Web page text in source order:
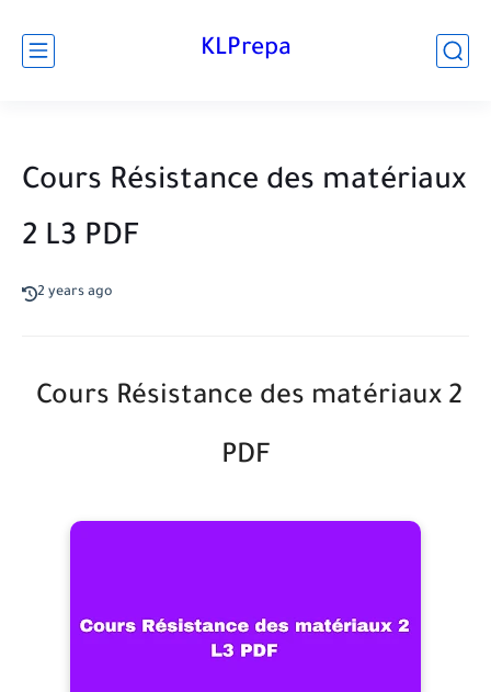
KLPrepa
Cours Résistance des matériaux
2 L3 PDF
2 years ago
Cours Résistance des matériaux 2
PDF